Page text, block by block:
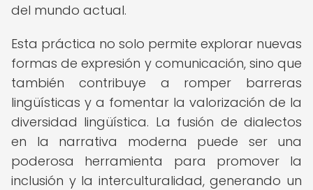
del mundo actual.
Esta práctica no solo permite explorar nuevas
formas de expresión y comunicación, sino que
también contribuye a romper barreras
lingüísticas y a fomentar la valorización de la
diversidad lingüística. La fusión de dialectos
en la narrativa moderna puede ser una
poderosa herramienta para promover la
inclusión y la interculturalidad, generando un